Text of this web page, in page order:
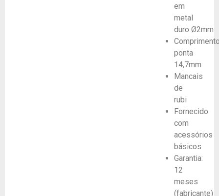
em
metal
duro Ø2mm
ponta
14,7mm
Mancais
de
rubi
Fornecido
com
acessórios
básicos
Garantia:
12
meses
(fabricante)